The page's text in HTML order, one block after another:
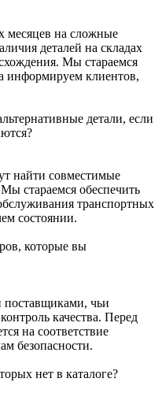
месяцев на сложные
деталей на складах
Мы стараемся
информируем клиентов,
детали, если
найти совместимые
стараемся обеспечить
транспортных
состоянии.
которые вы
чьи
качества. Перед
на соответствие
безопасности.
нет в каталоге?